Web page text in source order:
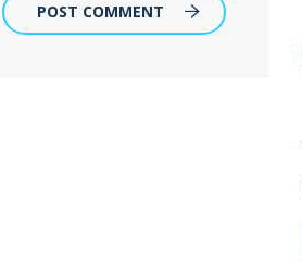
POST COMMENT